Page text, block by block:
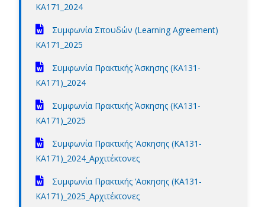
KA171_2024
Συμφωνία Σπουδών (Learning Agreement)
KA171_2025
Συμφωνία Πρακτικής Άσκησης (KA131-
KA171)_2024
Συμφωνία Πρακτικής Άσκησης (KA131-
KA171)_2025
Συμφωνία Πρακτικής ‘Ασκησης (KA131-
KA171)_2024_Αρχιτέκτονες
Συμφωνία Πρακτικής ‘Ασκησης (KA131-
KA171)_2025_Αρχιτέκτονες